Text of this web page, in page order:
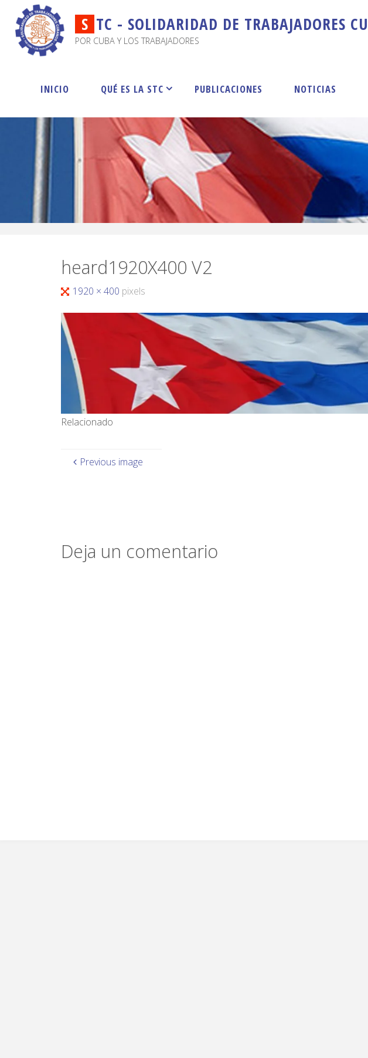
S TC - SOLIDARIDAD DE TRABAJADORES CU
POR CUBA Y LOS TRABAJADORES
INICIO QUÉ ES LA STC PUBLICACIONES NOTICIAS
heard1920X400 V2
1920 × 400 pixels
Relacionado
Previous image
Deja un comentario